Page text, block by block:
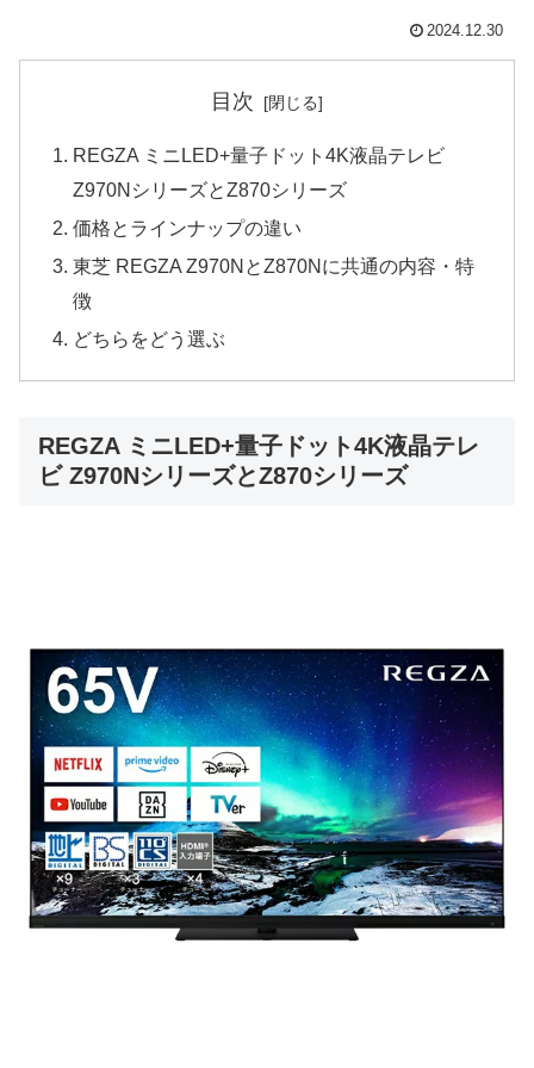
2024.12.30
目次
REGZA ミニLED+量子ドット4K液晶テレビ
Z970NシリーズとZ870シリーズ
価格とラインナップの違い
東芝 REGZA Z970NとZ870Nに共通の内容・特
徴
どちらをどう選ぶ
REGZA ミニLED+量子ドット4K液晶テレ
ビ Z970NシリーズとZ870シリーズ